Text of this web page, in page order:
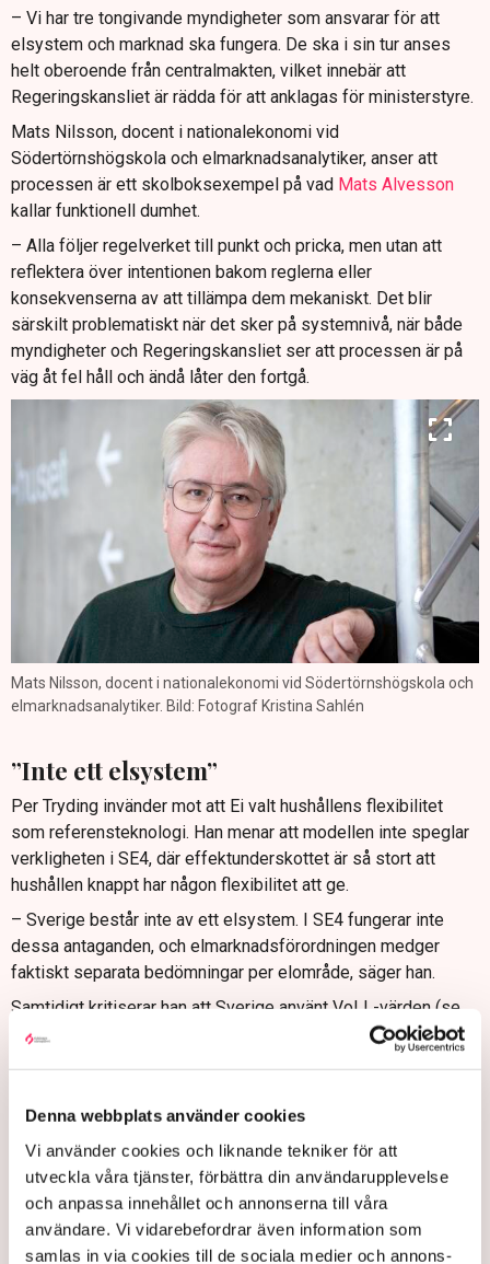
Denna webbplats använder cookies
Vi använder cookies och liknande tekniker för att
utveckla våra tjänster, förbättra din användarupplevelse
och anpassa innehållet och annonserna till våra
användare. Vi vidarebefordrar även information som
samlas in via cookies till de sociala medier och annons-
– Vi har tre tongivande myndigheter som ansvarar för att
elsystem och marknad ska fungera. De ska i sin tur anses
helt oberoende från centralmakten, vilket innebär att
Regeringskansliet är rädda för att anklagas för ministerstyre.
Mats Nilsson, docent i nationalekonomi vid
Södertörnshögskola och elmarknadsanalytiker, anser att
processen är ett skolboksexempel på vad Mats Alvesson
kallar funktionell dumhet.
– Alla följer regelverket till punkt och pricka, men utan att
reflektera över intentionen bakom reglerna eller
konsekvenserna av att tillämpa dem mekaniskt. Det blir
särskilt problematiskt när det sker på systemnivå, när både
myndigheter och Regeringskansliet ser att processen är på
väg åt fel håll och ändå låter den fortgå.
Mats Nilsson, docent i nationalekonomi vid Södertörnshögskola och
elmarknadsanalytiker. Bild: Fotograf Kristina Sahlén
”Inte ett elsystem”
Per Tryding invänder mot att Ei valt hushållens flexibilitet
som referensteknologi. Han menar att modellen inte speglar
verkligheten i SE4, där effektunderskottet är så stort att
hushållen knappt har någon flexibilitet att ge.
– Sverige består inte av ett elsystem. I SE4 fungerar inte
dessa antaganden, och elmarknadsförordningen medger
faktiskt separata bedömningar per elområde, säger han.
Samtidigt kritiserar han att Sverige använt VoLL-värden (se
faktaruta) som ligger långt under både internationella nivåer
industrin anger upp till 1 500 kronor/kWh.
– Det gör att den svenska tillförlitlighetsnormen bygger på
för låga kostnadsantaganden. Det är farligt att blunda för det.
Industrins verkliga kostnader borde styra VoLL-värdet, säger
Per Tryding.